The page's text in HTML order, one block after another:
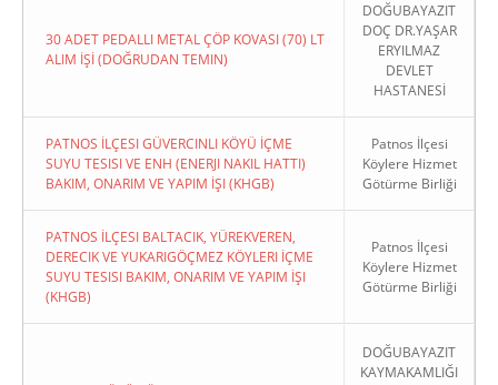
30 ADET PEDALLI METAL ÇÖP KOVASI (70) LT
ALIM İŞİ (DOĞRUDAN TEMIN)
DOĞUBAYAZIT
DOÇ DR.YAŞAR
ERYILMAZ
DEVLET
HASTANESİ
PATNOS İLÇESI GÜVERCINLI KÖYÜ İÇME
SUYU TESISI VE ENH (ENERJI NAKIL HATTI)
BAKIM, ONARIM VE YAPIM İŞI (KHGB)
Patnos İlçesi
Köylere Hizmet
Götürme Birliği
PATNOS İLÇESI BALTACIK, YÜREKVEREN,
DERECIK VE YUKARIGÖÇMEZ KÖYLERI İÇME
SUYU TESISI BAKIM, ONARIM VE YAPIM İŞI
(KHGB)
Patnos İlçesi
Köylere Hizmet
Götürme Birliği
DOĞUBAYAZIT
KAYMAKAMLIĞI